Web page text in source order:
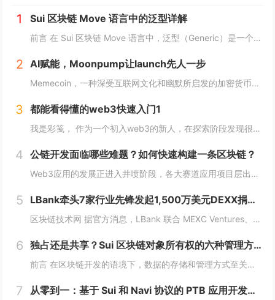
1 Sui 区块链 Move 语言中的泛型详解
前言 在 Sui 区块链 Move 语言中，泛型（Generic）是一个强大的工具，它允许开发者在编写代码时进行类型或属性的抽象替代。这种抽象极大地提高了代码的灵活性，减少了重复逻辑，并提升了代码的可扩展性。本文将深入探讨 Move 中的...
2 AI赋能，Moonpump让launch先人一步
Memecoin，一种深受互联网文化和幽默所启发的加密货币，近段时间在加密市场中掀起了"meme热“。 只需在社交网络上稍微浏览，就会发现各种meme（迷因），让整个页面变得活泼有趣。这些迷因通过嘲讽和揶揄的方式，轻松地对一些严肃话题进行调...
3 都能看得懂的web3快速入门1
我是彩笺， 作为一个初入web3的新人，在探索阶段发现很多概念、工具都需要花费一定的时间和精力，才能了解到其在web3中所代表的含义。 概念上；像是去中心化、区块链、智能合约... 工具上：钱包、私钥、跨链桥... 在看到web3相...
4 公链开发面临哪些难题？如何快速构建一条区块链？
Web3应用的发展正进入井喷阶段，各大赛道应用项目层出不穷，同时公链赛道也在稳步增长，据Coingecko数据显示，目前收录的L1和L2项目已经超过7000个，这里面不仅有做基础设施的L1，还有许多专注于业务的应用链。公链的发展已不局限于基...
5 LBank牵头7家行业先锋发起1,500万美元DEXX捐赠计划
区块链技术网 据官方消息，LBank 联合 MEXC Ventures、HashKey Capital、SevenX Ventures、Mask Network 等共同发起了对 DEXX 的 1,500 万美元捐赠计划，该计划将为...
6 独占还是共享？Sui 区块链对象所有权的六种管理方式全解析
前言 在区块链开发的语境下，数据的存储和管理方式至关重要。而 Move 语言作为一种专为区块链设计的编程语言，以其灵活的语法和强大的能力系统，成为 Sui 区块链的核心语言。本文将围绕 Move 语言中的结构体展开，解析其在 Sui 区块...
7 从零到一：基于 Sui 和 Navi 协议的 PTB 应用开发教程